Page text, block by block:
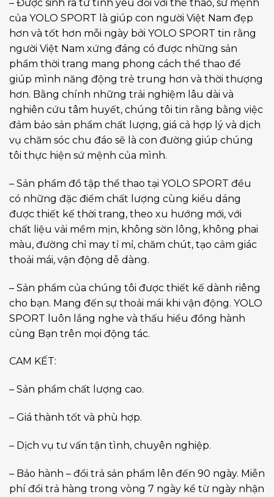
– Được sinh ra từ tình yêu đối với thể thao, sứ mệnh
của YOLO SPORT là giúp con người Việt Nam đẹp
hơn và tốt hơn mỗi ngày bởi YOLO SPORT tin rằng
người Việt Nam xứng đáng có được những sản
phẩm thời trang mang phong cách thể thao để
giúp mình năng động trẻ trung hơn và thời thượng
hơn. Bằng chính những trải nghiệm lâu dài và
nghiên cứu tâm huyết, chúng tôi tin rằng bằng việc
đảm bảo sản phẩm chất lượng, giá cả hợp lý và dịch
vụ chăm sóc chu đáo sẽ là con đường giúp chúng
tôi thực hiện sứ mệnh của mình.
– Sản phẩm đồ tập thể thao tại YOLO SPORT đều
có những đặc điểm chất lượng cùng kiểu dáng
được thiết kế thời trang, theo xu hướng mới, với
chất liệu vải mềm mịn, không sờn lông, không phai
màu, đường chỉ may tỉ mỉ, chăm chút, tạo cảm giác
thoải mái, vận động dễ dàng.
– Sản phẩm của chúng tôi được thiết kế dành riêng
cho bạn. Mang đến sự thoải mái khi vận động. YOLO
SPORT luôn lắng nghe và thấu hiểu đồng hành
cùng Bạn trên mọi động tác.
CAM KẾT:
– Sản phẩm chất lượng cao.
– Giá thành tốt và phù hợp.
– Dịch vụ tư vấn tận tình, chuyên nghiệp.
– Bảo hành – đổi trả sản phẩm lên đến 90 ngày. Miễn
phí đổi trả hàng trong vòng 7 ngày kể từ ngày nhận